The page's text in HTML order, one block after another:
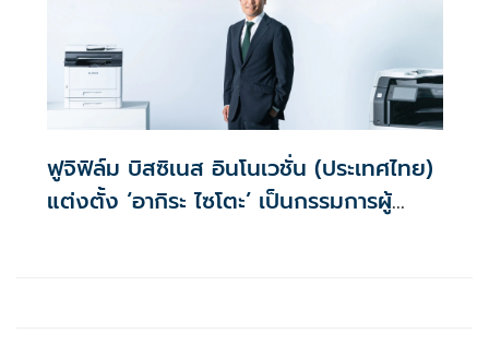
ฟูจิฟิล์ม บิสซิเนส อินโนเวชั่น (ประเทศไทย)
แต่งตั้ง ‘อากิระ ไซโตะ’ เป็นกรรมการผู้